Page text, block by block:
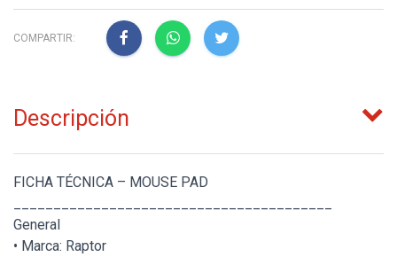
COMPARTIR:
Descripción
FICHA TÉCNICA – MOUSE PAD
General
• Marca: Raptor